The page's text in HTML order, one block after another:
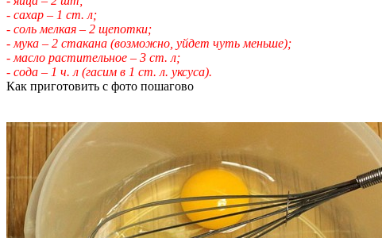
- сахар – 1 ст. л;
- соль мелкая – 2 щепотки;
- мука – 2 стакана (возможно, уйдет чуть меньше);
- масло растительное – 3 ст. л;
- сода – 1 ч. л (гасим в 1 ст. л. уксуса).
Как приготовить с фото пошагово